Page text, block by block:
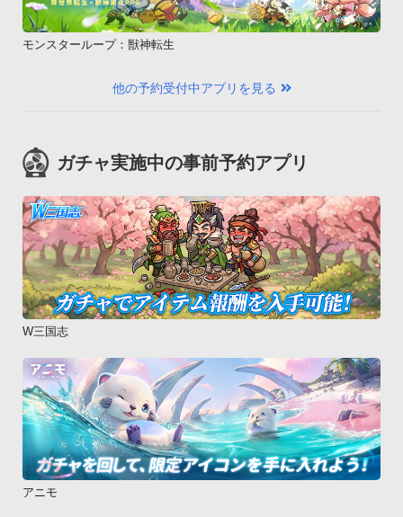
モンスターループ：獣神転生
他の予約受付中アプリを見る
ガチャ実施中の事前予約アプリ
W三国志
アニモ